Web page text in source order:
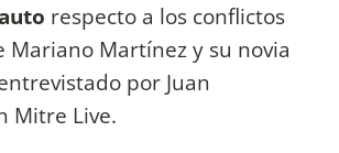
respecto a los conflictos
Mariano Martínez y su novia
por Juan
Mitre Live.